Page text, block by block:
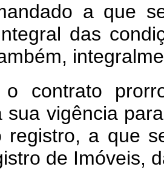
a que
das
contrato
sua vigência
registro, a que
de Imóveis,